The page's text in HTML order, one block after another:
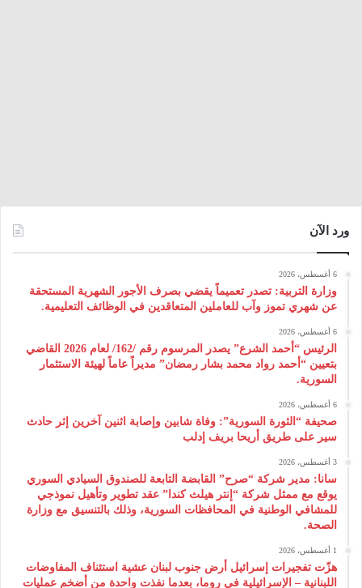
ورد الآن
6 أغسطس، 2026
وزارة التربية: تصدر تعميماً يقضي بصرف الأجور الشهرية المستحقة
عن شهري تموز وآب للعاملين المتعاقدين في الوظائف التعليمية.
6 أغسطس، 2026
الرئيس “أحمد الشرع” يصدر المرسوم رقم /162/ لعام 2026 ‌القاضي
بتعيين “أحمد رواد محمد بشار رمضان” مديراً عاماً لهيئة ‌الاستثمار
السورية.
6 أغسطس، 2026
صحيفة “الثورة السورية”: وفاة شابين وإصابة اثنين آخرين إثر حادث
سير على طريق أريحا بريف إدلب
3 أغسطس، 2026
سانا: مدير شركة “صرح” القابضة التابعة للصندوق السيادي السوري
يوقع مع ممثل شركة “إنتر هيلث كندا” عقد تطوير وتأهيل نموذجي
للمشافي الوطنية في المحافظات السورية، وذلك بالتنسيق مع وزارة
الصحة.
1 أغسطس، 2026
هزّت تفجيرات إسرائيل أرض جنوب لبنان عشية استئناف المفاوضات
اللبنانية – الإسرائيلية في روما، بعدما نفذت واحدة من أضخم عمليات